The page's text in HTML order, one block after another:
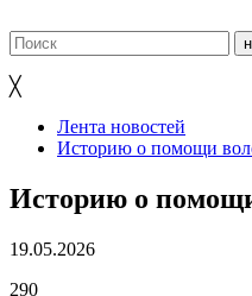
╳
Лента новостей
Историю о помощи
Историю о
19.05.2026
290